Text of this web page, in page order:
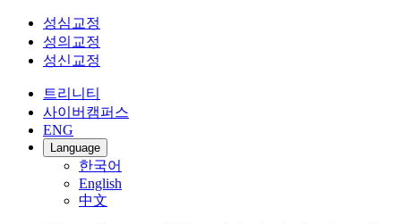
성심교정
성의교정
성신교정
트리니티
사이버캠퍼스
ENG
Language
한국어
English
中文